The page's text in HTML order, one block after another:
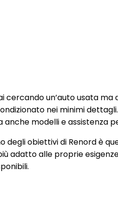
cercando un’auto usata ma
nei minimi
anche modelli e assistenza
degli obiettivi di Renord è
adatto alle proprie